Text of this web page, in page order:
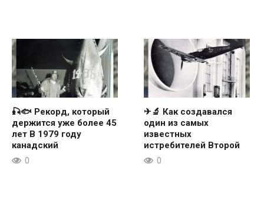
🎣🐟 Рекорд, который
держится уже более 45
лет В 1979 году
канадский
0
✈🔬 Как создавался
один из самых
известных
истребителей Второй
0